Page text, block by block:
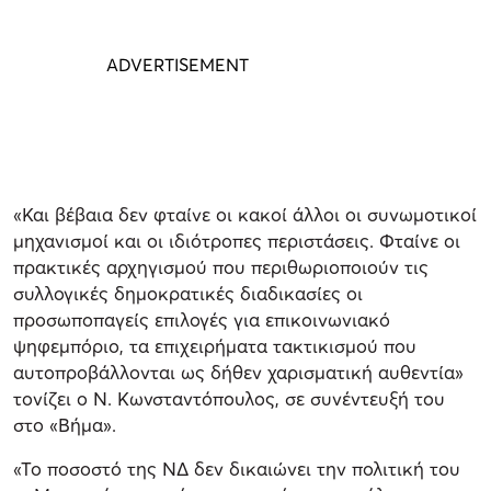
«Και βέβαια δεν φταίνε οι κακοί άλλοι οι συνωμοτικοί
μηχανισμοί και οι ιδιότροπες περιστάσεις. Φταίνε οι
πρακτικές αρχηγισμού που περιθωριοποιούν τις
συλλογικές δημοκρατικές διαδικασίες οι
προσωποπαγείς επιλογές για επικοινωνιακό
ψηφεμπόριο, τα επιχειρήματα τακτικισμού που
αυτοπροβάλλονται ως δήθεν χαρισματική αυθεντία»
τονίζει ο Ν. Κωνσταντόπουλος, σε συνέντευξή του
στο «Βήμα».
«Το ποσοστό της ΝΔ δεν δικαιώνει την πολιτική του